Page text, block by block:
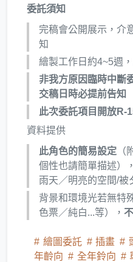
委託須知
完稿會公開展示，介
知
繪製工作日約4~5週，
非我方原因臨時中斷
交稿日時必提前告知
此次委託項目開放R-
資料提供
此角色的簡易設定 （
個性也請簡單描述）
雨天／明亮的空間/被
背景和環境光若無特
色票／純白...等），
繪圖委託 插畫
年齡向
全年鈴向